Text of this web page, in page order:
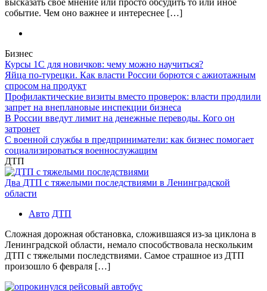
событие. Чем оно важнее и интереснее […]
Бизнес
Курсы 1С для новичков: чему можно научиться?
Яйца по-турецки. Как власти России борются с ажиотажным
спросом на продукт
Профилактические визиты вместо проверок: власти продлили
запрет на внеплановые инспекции бизнеса
В России введут лимит на денежные переводы. Кого он
затронет
С военной службы в предприниматели: как бизнес помогает
социализироваться военнослужащим
ДТП
Два ДТП с тяжелыми последствиями в Ленинградской
области
Авто ДТП
Сложная дорожная обстановка, сложившаяся из-за циклона в
Ленинградской области, немало способствовала нескольким
ДТП с тяжелыми последствиями. Самое страшное из ДТП
произошло 6 февраля […]